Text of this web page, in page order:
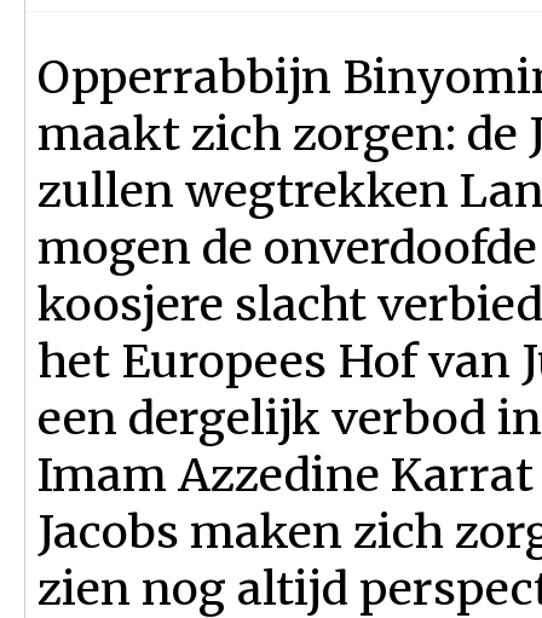
Opperrabbijn
maakt zich zorgen: de
zullen wegtrekken
mogen de
koosjere slacht
het Europees Hof van
een dergelijk verbod
Imam Azzedine
Jacobs maken zich
zien nog altijd